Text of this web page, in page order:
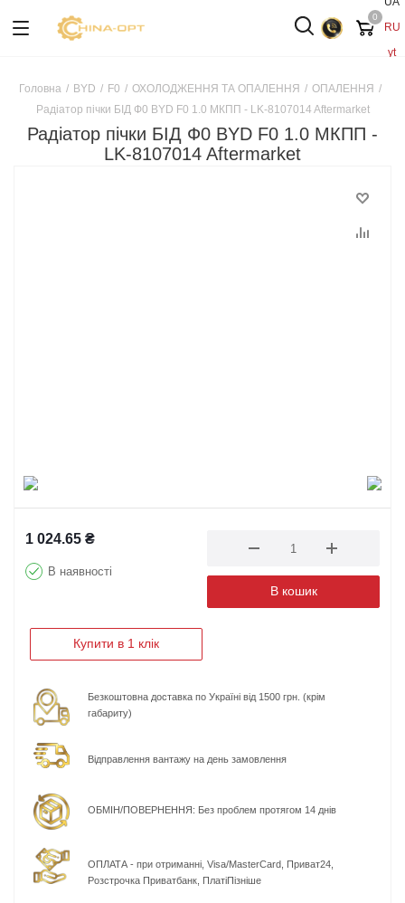
RU
yt
0
Головна / BYD / F0 / ОХОЛОДЖЕННЯ ТА ОПАЛЕННЯ / ОПАЛЕННЯ /
Радіатор пічки БІД Ф0 BYD F0 1.0 МКПП - LK-8107014 Aftermarket
Радіатор пічки БІД Ф0 BYD F0 1.0 МКПП -
LK-8107014 Aftermarket
1 024.65 ₴
В наявності
В кошик
Купити в 1 клік
Безкоштовна доставка по Україні від 1500 грн. (крім
габариту)
Відправлення вантажу на день замовлення
ОБМІН/ПОВЕРНЕННЯ: Без проблем протягом 14 днів
ОПЛАТА - при отриманні, Visa/MasterCard, Приват24,
Розстрочка Приватбанк, ПлатіПізніше